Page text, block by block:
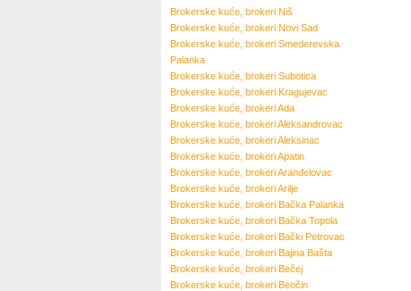
Brokerske kuće, brokeri Niš
Brokerske kuće, brokeri Novi Sad
Brokerske kuće, brokeri Smederevska
Palanka
Brokerske kuće, brokeri Subotica
Brokerske kuće, brokeri Kragujevac
Brokerske kuće, brokeriAda
Brokerske kuće, brokeriAleksandrovac
Brokerske kuće, brokeriAleksinac
Brokerske kuće, brokeriApatin
Brokerske kuće, brokeriAranđelovac
Brokerske kuće, brokeriArilje
Brokerske kuće, brokeri Bačka Palanka
Brokerske kuće, brokeri Bačka Topola
Brokerske kuće, brokeri Bački Petrovac
Brokerske kuće, brokeri Bajina Bašta
Brokerske kuće, brokeri Bečej
Brokerske kuće, brokeri Beočin